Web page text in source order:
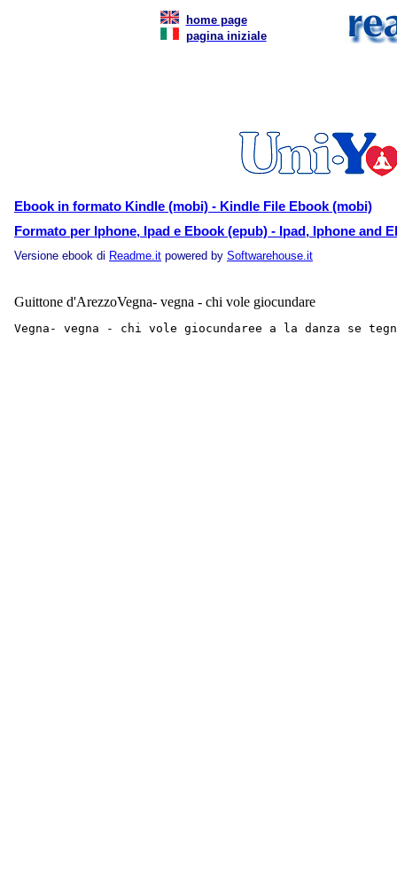
home page
pagina iniziale
Ebook in formato Kindle (mobi) - Kindle File Ebook (mobi)
Formato per Iphone, Ipad e Ebook (epub) - Ipad, Iphone and
Versione ebook di Readme.it powered by Softwarehouse.it
Guittone d'ArezzoVegna- vegna - chi vole giocundare
Vegna- vegna - chi vole giocundaree a la danza se